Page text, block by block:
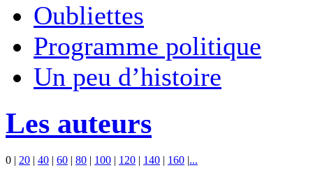
Oubliettes
Programme politique
Un peu d’histoire
Les auteurs
0 | 20 | 40 | 60 | 80 | 100 | 120 | 140 | 160 |...